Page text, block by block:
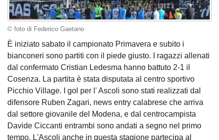
© foto di Federico Gaetano
È iniziato sabato il campionato Primavera e subito i
bianconeri sono partiti con il piede giusto. I ragazzi allenati
dal confermato Cristian Ledesma hanno battuto 2-1 il
Cosenza. La partita è stata disputata al centro sportivo
Picchio Village. I gol per l' Ascoli sono stati realizzati dal
difensore Ruben Zagari, news entry calabrese che arriva
dal settore giovanile del Modena, e dal centrocampista
Davide Ciccanti entrambi sono andati a segno nel primo
tempo. L'Ascoli anche in questa stagione partecipa al